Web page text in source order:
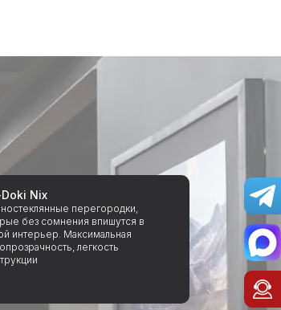
Nix
перегородки,
без сомнения впишутся в
интерьер. Максимальная
легкость